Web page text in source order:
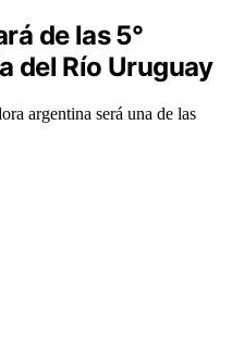
de las 5°
del Río Uruguay
argentina será una de las